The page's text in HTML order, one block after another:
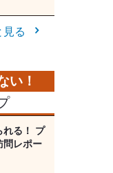
見る
れる！ プ
問レポー